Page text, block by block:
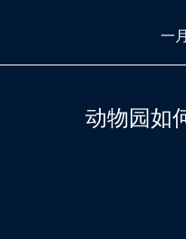
一
动物园如